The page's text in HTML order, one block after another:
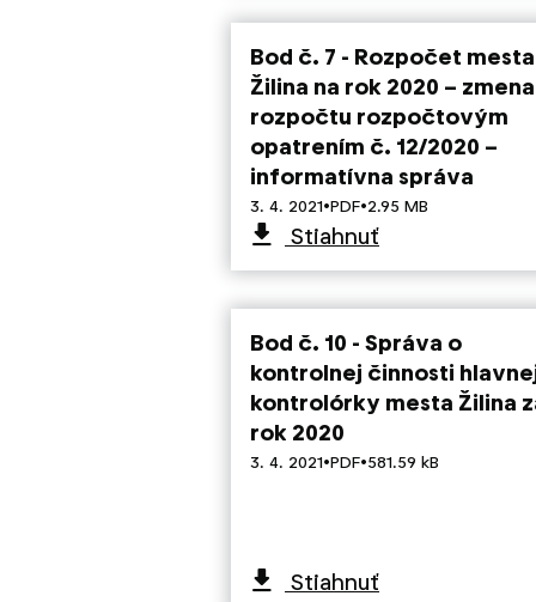
Bod č. 7 - Rozpočet mesta
Žilina na rok 2020 – zmena
rozpočtu rozpočtovým
opatrením č. 12/2020 –
informatívna správa
3. 4. 2021·PDF·2.95 MB
Stiahnuť
Bod č. 10 - Správa o
kontrolnej činnosti
kontrolórky mesta Žilina
rok 2020
3. 4. 2021·PDF·581.59 kB
Stiahnuť